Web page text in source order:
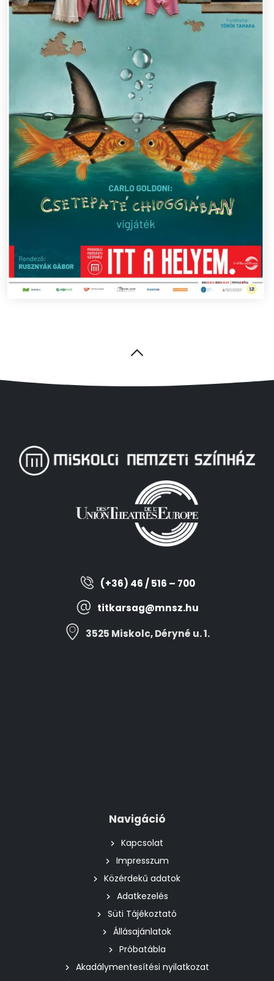
(+36) 46 / 516 – 700
titkarsag@mnsz.hu
3525 Miskolc, Déryné u. 1.
Navigáció
Kapcsolat
Impresszum
Közérdekű adatok
Adatkezelés
Süti Tájékoztató
Állásajánlatok
Próbatábla
Akadálymentesítési nyilatkozat